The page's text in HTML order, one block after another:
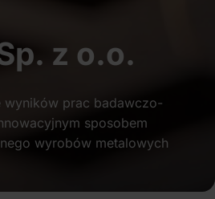
lub uzyskanymi podczas
z o.o.
wyników prac badawczo-
sposobem
wyrobów metalowych